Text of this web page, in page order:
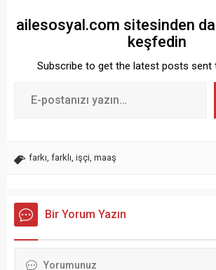
ailesosyal.com sitesinden
keşfedin
Subscribe to get the latest posts sent
farkı farklı işçi maaş
Bir Yorum Yazın